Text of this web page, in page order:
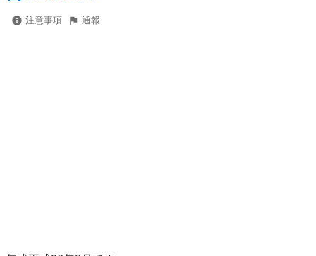
注意事項 通報